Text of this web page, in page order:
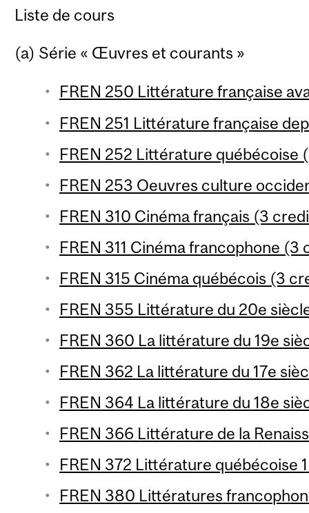
Liste de cours
(a) Série « Œuvres et courants »
FREN 250 Littérature française
FREN 251 Littérature française
FREN 252 Littérature québécoise
FREN 253 Oeuvres culture
FREN 310 Cinéma français (3
FREN 311 Cinéma francophone (3
FREN 315 Cinéma québécois (3
FREN 355 Littérature du 20e
FREN 360 La littérature du 19e
FREN 362 La littérature du 17e
FREN 364 La littérature du 18e
FREN 366 Littérature de la
FREN 372 Littérature québécoise
FREN 380 Littératures